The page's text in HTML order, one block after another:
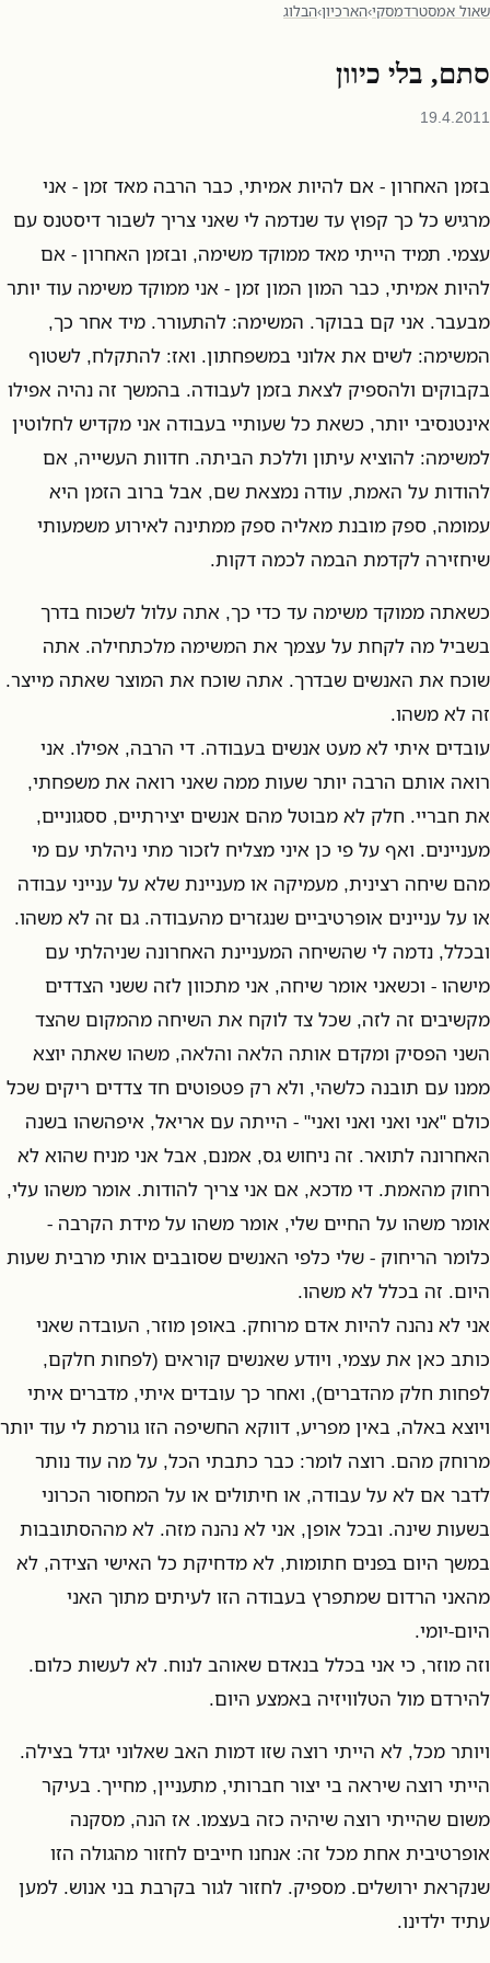
שאול אמסטרדמסקי›הארכיון›הבלוג
סתם, בלי כיוון
19.4.2011
בזמן האחרון - אם להיות אמיתי, כבר הרבה מאד זמן - אני
מרגיש כל כך קפוץ עד שנדמה לי שאני צריך לשבור דיסטנס עם
עצמי. תמיד הייתי מאד ממוקד משימה, ובזמן האחרון - אם
להיות אמיתי, כבר המון המון זמן - אני ממוקד משימה עוד יותר
מבעבר. אני קם בבוקר. המשימה: להתעורר. מיד אחר כך,
המשימה: לשים את אלוני במשפחתון. ואז: להתקלח, לשטוף
בקבוקים ולהספיק לצאת בזמן לעבודה. בהמשך זה נהיה אפילו
אינטנסיבי יותר, כשאת כל שעותיי בעבודה אני מקדיש לחלוטין
למשימה: להוציא עיתון וללכת הביתה. חדוות העשייה, אם
להודות על האמת, עודה נמצאת שם, אבל ברוב הזמן היא
עמומה, ספק מובנת מאליה ספק ממתינה לאירוע משמעותי
שיחזירה לקדמת הבמה לכמה דקות.
כשאתה ממוקד משימה עד כדי כך, אתה עלול לשכוח בדרך
בשביל מה לקחת על עצמך את המשימה מלכתחילה. אתה
שוכח את האנשים שבדרך. אתה שוכח את המוצר שאתה מייצר.
זה לא משהו.
עובדים איתי לא מעט אנשים בעבודה. די הרבה, אפילו. אני
רואה אותם הרבה יותר שעות ממה שאני רואה את משפחתי,
את חבריי. חלק לא מבוטל מהם אנשים יצירתיים, ססגוניים,
מעניינים. ואף על פי כן איני מצליח לזכור מתי ניהלתי עם מי
מהם שיחה רצינית, מעמיקה או מעניינת שלא על ענייני עבודה
או על עניינים אופרטיביים שנגזרים מהעבודה. גם זה לא משהו.
ובכלל, נדמה לי שהשיחה המעניינת האחרונה שניהלתי עם
מישהו - וכשאני אומר שיחה, אני מתכוון לזה ששני הצדדים
מקשיבים זה לזה, שכל צד לוקח את השיחה מהמקום שהצד
השני הפסיק ומקדם אותה הלאה והלאה, משהו שאתה יוצא
ממנו עם תובנה כלשהי, ולא רק פטפוטים חד צדדים ריקים שכל
כולם "אני ואני ואני ואני" - הייתה עם אריאל, איפהשהו בשנה
האחרונה לתואר. זה ניחוש גס, אמנם, אבל אני מניח שהוא לא
רחוק מהאמת. די מדכא, אם אני צריך להודות. אומר משהו עלי,
אומר משהו על החיים שלי, אומר משהו על מידת הקרבה -
כלומר הריחוק - שלי כלפי האנשים שסובבים אותי מרבית שעות
היום. זה בכלל לא משהו.
אני לא נהנה להיות אדם מרוחק. באופן מוזר, העובדה שאני
כותב כאן את עצמי, ויודע שאנשים קוראים (לפחות חלקם,
לפחות חלק מהדברים), ואחר כך עובדים איתי, מדברים איתי
ויוצא באלה, באין מפריע, דווקא החשיפה הזו גורמת לי עוד יותר
מרוחק מהם. רוצה לומר: כבר כתבתי הכל, על מה עוד נותר
לדבר אם לא על עבודה, או חיתולים או על המחסור הכרוני
בשעות שינה. ובכל אופן, אני לא נהנה מזה. לא מההסתובבות
במשך היום בפנים חתומות, לא מדחיקת כל האישי הצידה, לא
מהאני הרדום שמתפרץ בעבודה הזו לעיתים מתוך האני
היום-יומי.
וזה מוזר, כי אני בכלל בנאדם שאוהב לנוח. לא לעשות כלום.
להירדם מול הטלוויזיה באמצע היום.
ויותר מכל, לא הייתי רוצה שזו דמות האב שאלוני יגדל בצילה.
הייתי רוצה שיראה בי יצור חברותי, מתעניין, מחייך. בעיקר
משום שהייתי רוצה שיהיה כזה בעצמו. אז הנה, מסקנה
אופרטיבית אחת מכל זה: אנחנו חייבים לחזור מהגולה הזו
שנקראת ירושלים. מספיק. לחזור לגור בקרבת בני אנוש. למען
עתיד ילדינו.